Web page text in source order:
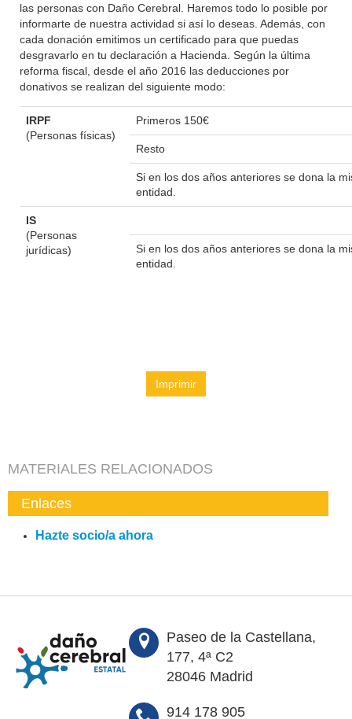
las personas con Daño Cerebral. Haremos todo lo posible por
informarte de nuestra actividad si así lo deseas. Además, con
cada donación emitimos un certificado para que puedas
desgravarlo en tu declaración a Hacienda. Según la última
reforma fiscal, desde el año 2016 las deducciones por
donativos se realizan del siguiente modo:
IRPF
(Personas físicas)
Primeros 150€
Resto
Si en los dos años anteriores se dona la
entidad.
IS
(Personas
jurídicas)
Si en los dos años anteriores se dona la
entidad.
Imprimir
MATERIALES RELACIONADOS
Enlaces
Hazte socio/a ahora
Paseo de la Castellana,
177, 4ª C2
28046 Madrid
914 178 905